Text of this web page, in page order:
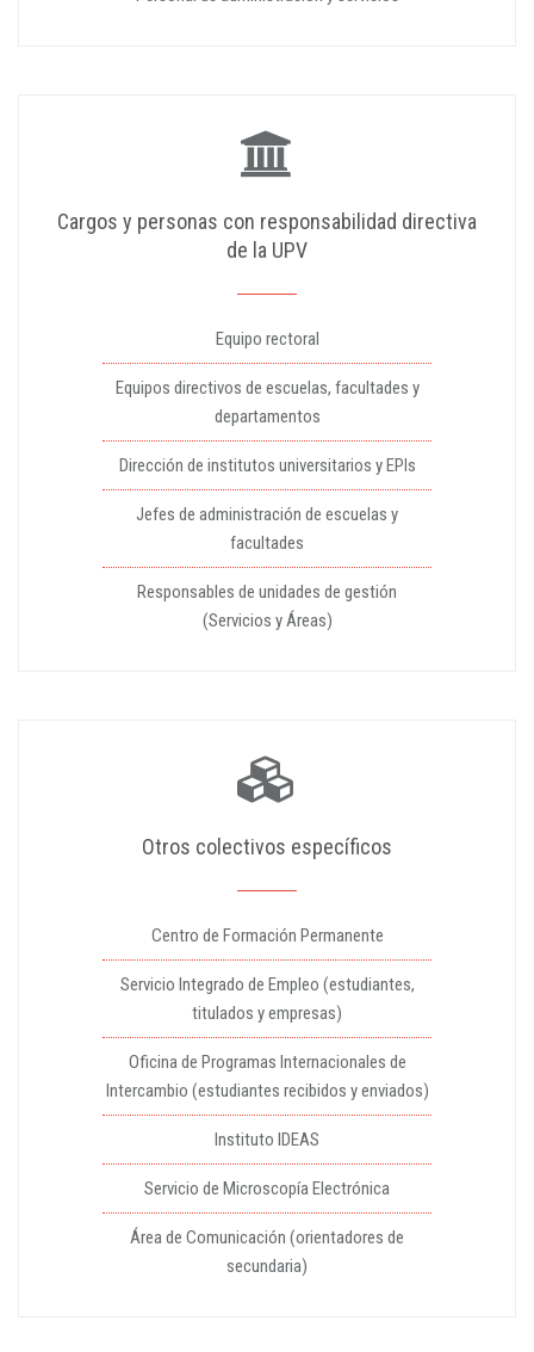
Cargos y personas con responsabilidad directiva
de la UPV
Equipo rectoral
Equipos directivos de escuelas, facultades y
departamentos
Dirección de institutos universitarios y EPIs
Jefes de administración de escuelas y
facultades
Responsables de unidades de gestión
(Servicios y Áreas)
Otros colectivos específicos
Centro de Formación Permanente
Servicio Integrado de Empleo (estudiantes,
titulados y empresas)
Oficina de Programas Internacionales de
Intercambio (estudiantes recibidos y enviados)
Instituto IDEAS
Servicio de Microscopía Electrónica
Área de Comunicación (orientadores de
secundaria)